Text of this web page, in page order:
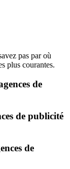
pas par où
plus courantes.
de
de publicité
de